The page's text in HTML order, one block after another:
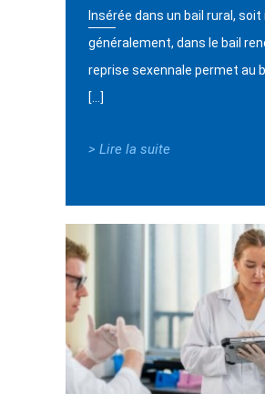
Insérée dans un bail rural,
généralement, dans le bail
reprise sexennale permet au
[…]
> Lire la suite